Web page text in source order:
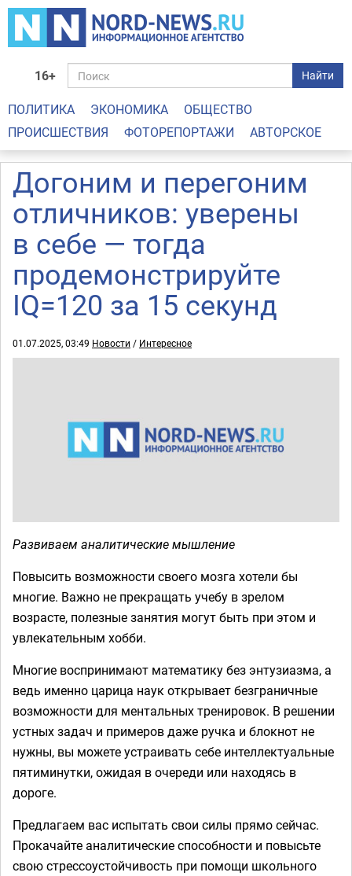
16+ Найти
ПОЛИТИКА ЭКОНОМИКА
ОБЩЕСТВО
ПРОИСШЕСТВИЯ
ФОТОРЕПОРТАЖИ АВТОРСКОЕ
Догоним и перегоним
отличников: уверены
в себе — тогда
продемонстрируйте
IQ=120 за 15 секунд
01.07.2025, 03:49 Новости / Интересное
Развиваем аналитические мышление
Повысить возможности своего мозга хотели бы
многие. Важно не прекращать учебу в зрелом
возрасте, полезные занятия могут быть при этом и
увлекательным хобби.
Многие воспринимают математику без энтузиазма, а
ведь именно царица наук открывает безграничные
возможности для ментальных тренировок. В решении
устных задач и примеров даже ручка и блокнот не
нужны, вы можете устраивать себе интеллектуальные
пятиминутки, ожидая в очереди или находясь в
дороге.
Предлагаем вас испытать свои силы прямо сейчас.
Прокачайте аналитические способности и повысьте
свою стрессоустойчивость при помощи школьного